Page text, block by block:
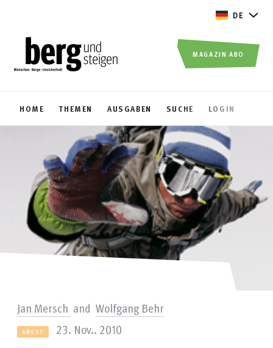
DE
HOME THEMEN AUSGABEN SUCHE LOGIN
MAGAZIN ABO
ANGST 23. Nov.. 2010
Jan Mersch and Wolfgang Behr